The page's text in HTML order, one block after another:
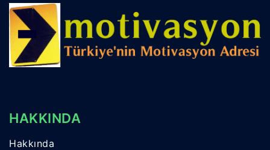
HAKKINDA
Hakkında